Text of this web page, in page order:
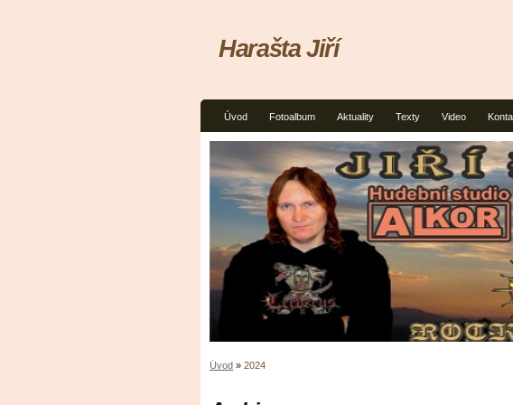
Úvod Fotoalbum Aktuality Texty Video
Harašta Jiří
Úvod » 2024